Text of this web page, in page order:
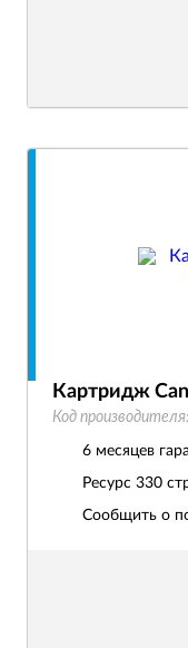
Картридж
Код производителя:
6 месяцев
Ресурс 330
Сообщить о